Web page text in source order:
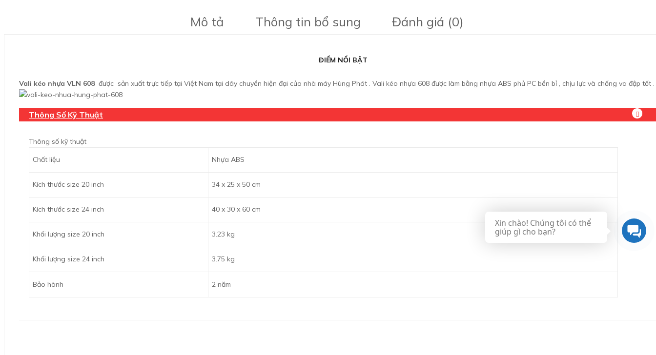
Mô tả Thông tin bổ sung Đánh giá (0)
ĐIỂM NỔI BẬT
Vali kéo nhựa VLN 608 được sản xuất trực tiếp tại Việt Nam tại dây chuyền hiện đại của nhà máy Hùng Phát . Vali kéo nhựa 608 được làm bằng nhựa ABS phủ PC bền bỉ , chịu lực và chống va đập tốt .
Thông Số Kỹ Thuật
Thông số kỹ thuật
Chất liệu Nhựa ABS
Kích thước size 20 inch 34 x 25 x 50 cm
Kích thước size 24 inch 40 x 30 x 60 cm
Khối lượng size 20 inch 3.23 kg
Khối lượng size 24 inch 3.75 kg
Bảo hành 2 năm
Xin chào! Chúng tôi có thể
giúp gì cho bạn?